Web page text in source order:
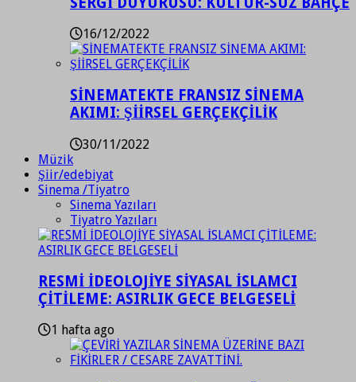
16/12/2022
SİNEMATEKTE FRANSIZ SİNEMA
AKIMI: ŞİİRSEL GERÇEKÇİLİK
30/11/2022
Müzik
Şiir/edebiyat
Sinema /Tiyatro
Sinema Yazıları
Tiyatro Yazıları
RESMİ İDEOLOJİYE SİYASAL İSLAMCI
ÇİTİLEME: ASIRLIK GECE BELGESELİ
1 hafta ago